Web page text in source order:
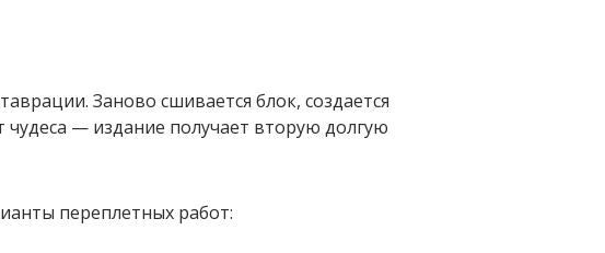
Заново сшивается блок, создается
чудеса — издание получает вторую долгую
переплетных работ: